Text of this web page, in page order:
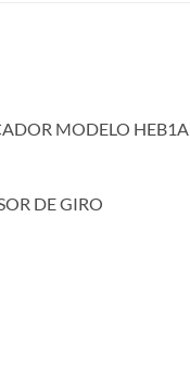
MODELO HEB1A
DE GIRO